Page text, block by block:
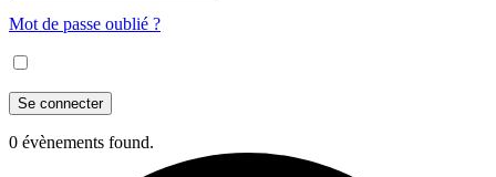
Mot de passe oublié ?
0 évènements found.